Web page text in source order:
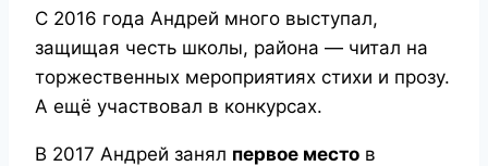
С 2016 года Андрей много выступал,
защищая честь школы, района — читал на
торжественных мероприятиях стихи и прозу.
А ещё участвовал в конкурсах.
В 2017 Андрей занял первое место в